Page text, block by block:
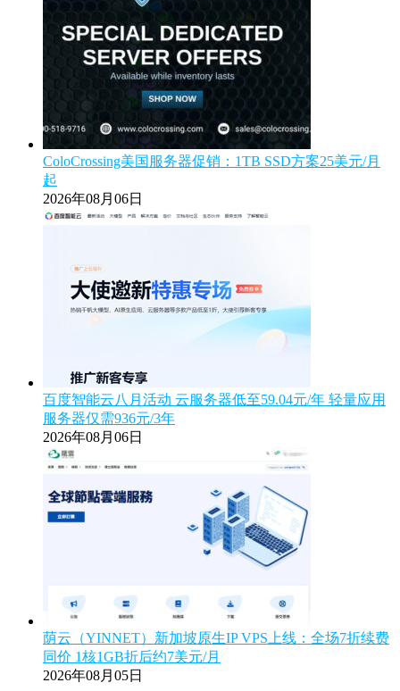
ColoCrossing美国服务器促销：1TB SSD方案25美元/月
起
2026年08月06日
百度智能云八月活动 云服务器低至59.04元/年 轻量应用
服务器仅需936元/3年
2026年08月06日
荫云（YINNET）新加坡原生IP VPS上线：全场7折续费
同价 1核1GB折后约7美元/月
2026年08月05日